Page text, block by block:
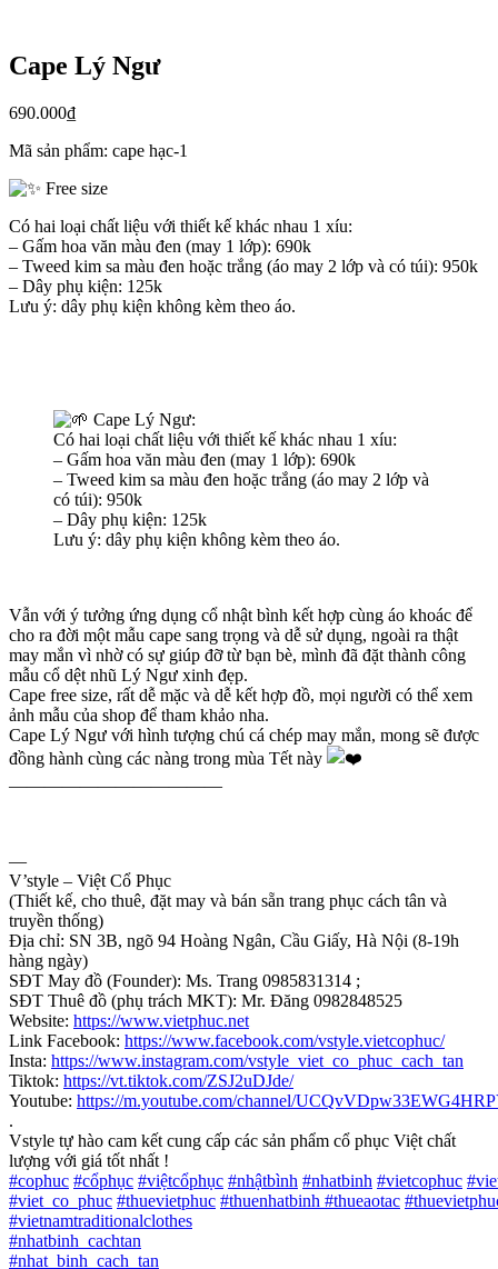
Cape Lý Ngư
690.000₫
Mã sản phẩm: cape hạc-1
Free size
Có hai loại chất liệu với thiết kế khác nhau 1 xíu:
– Gấm hoa văn màu đen (may 1 lớp): 690k
– Tweed kim sa màu đen hoặc trắng (áo may 2 lớp và có túi): 950k
– Dây phụ kiện: 125k
Lưu ý: dây phụ kiện không kèm theo áo.
Cape Lý Ngư:
Có hai loại chất liệu với thiết kế khác nhau 1 xíu:
– Gấm hoa văn màu đen (may 1 lớp): 690k
– Tweed kim sa màu đen hoặc trắng (áo may 2 lớp và
có túi): 950k
– Dây phụ kiện: 125k
Lưu ý: dây phụ kiện không kèm theo áo.
Vẫn với ý tưởng ứng dụng cổ nhật bình kết hợp cùng áo khoác để
cho ra đời một mẫu cape sang trọng và dễ sử dụng, ngoài ra thật
may mắn vì nhờ có sự giúp đỡ từ bạn bè, mình đã đặt thành công
mẫu cổ dệt nhũ Lý Ngư xinh đẹp.
Cape free size, rất dễ mặc và dễ kết hợp đồ, mọi người có thể xem
ảnh mẫu của shop để tham khảo nha.
Cape Lý Ngư với hình tượng chú cá chép may mắn, mong sẽ được
đồng hành cùng các nàng trong mùa Tết này
————————————
—
V’style – Việt Cổ Phục
(Thiết kế, cho thuê, đặt may và bán sẵn trang phục cách tân và
truyền thống)
Địa chỉ: SN 3B, ngõ 94 Hoàng Ngân, Cầu Giấy, Hà Nội (8-19h
hàng ngày)
SĐT May đồ (Founder): Ms. Trang 0985831314 ;
SĐT Thuê đồ (phụ trách MKT): Mr. Đăng 0982848525
Website: https://www.vietphuc.net
Link Facebook: https://www.facebook.com/vstyle.vietcophuc/
Insta: https://www.instagram.com/vstyle_viet_co_phuc_cach_tan
Tiktok: https://vt.tiktok.com/ZSJ2uDJde/
Youtube: https://m.youtube.com/channel/
.
Vstyle tự hào cam kết cung cấp các sản phẩm cổ phục Việt chất
lượng với giá tốt nhất !
#cophuc #cổphục #việtcổphục #nhậtbình #nhatbinh #vietcophuc #
#viet_co_phuc #thuevietphuc #thuenhatbinh #thueaotac #
#vietnamtraditionalclothes
#nhatbinh_cachtan
#nhat_binh_cach_tan